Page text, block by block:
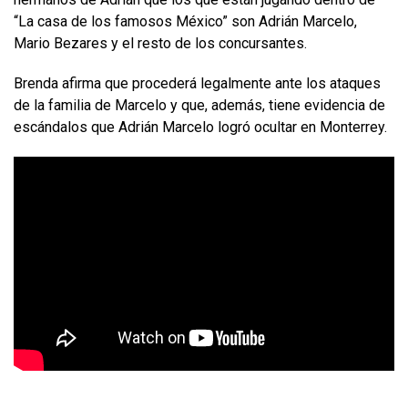
“La casa de los famosos México” son Adrián Marcelo,
Mario Bezares y el resto de los concursantes.
Brenda afirma que procederá legalmente ante los ataques
de la familia de Marcelo y que, además, tiene evidencia de
escándalos que Adrián Marcelo logró ocultar en Monterrey.